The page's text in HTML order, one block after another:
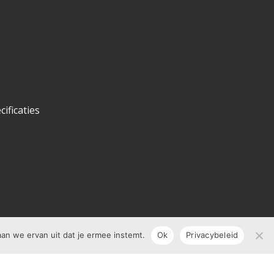
we ervan uit dat je ermee instemt. Ok Privacybeleid